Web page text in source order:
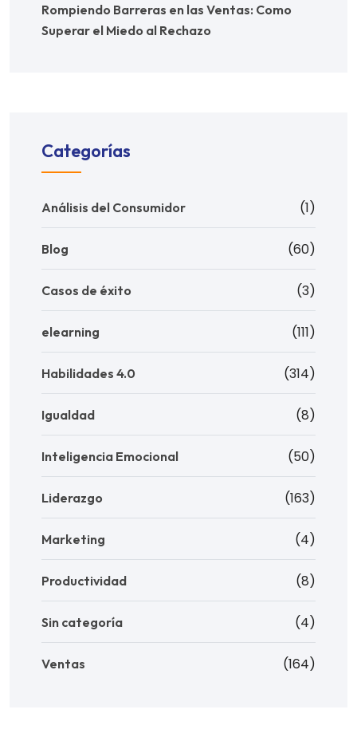
Rompiendo Barreras en las Ventas: Como
Superar el Miedo al Rechazo
Categorías
Análisis del Consumidor (1)
Blog (60)
Casos de éxito (3)
elearning (111)
Habilidades 4.0 (314)
Igualdad (8)
Inteligencia Emocional (50)
Liderazgo (163)
Marketing (4)
Productividad (8)
Sin categoría (4)
Ventas (164)